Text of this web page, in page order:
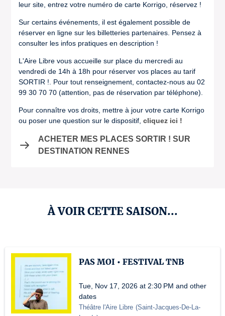
leur site, entrez votre numéro de carte Korrigo, réservez !
Sur certains événements, il est également possible de
réserver en ligne sur les billetteries partenaires. Pensez à
consulter les infos pratiques en description !
L'Aire Libre vous accueille sur place du mercredi au
vendredi de 14h à 18h pour réserver vos places au tarif
SORTIR !. Pour tout renseignement, contactez-nous au 02
99 30 70 70 (attention, pas de réservation par téléphone).
Pour connaître vos droits, mettre à jour votre carte Korrigo
ou poser une question sur le dispositif, cliquez ici !
ACHETER MES PLACES SORTIR ! SUR
DESTINATION RENNES
À VOIR CETTE SAISON...
PAS MOI • FESTIVAL TNB
Tue, Nov 17, 2026 at 2:30 PM and other
dates
Théâtre l'Aire Libre (Saint-Jacques-De-La-